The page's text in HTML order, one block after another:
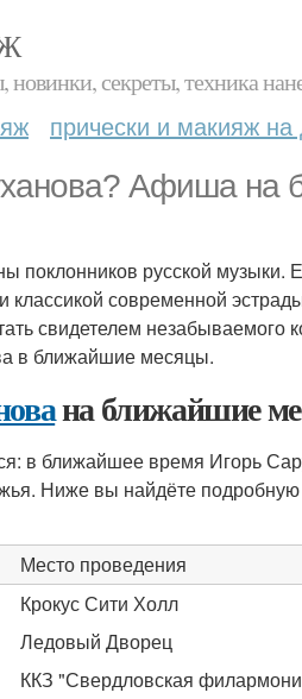
секреты, техника
прически и макияж
Афиша на
поклонников русской музыки.
современной
свидетелем незабываемого
в ближайшие месяцы.
на ближайшие
в ближайшее время Игорь
Ниже вы найдёте
Место проведения
Крокус Сити Холл
Ледовый Дворец
ККЗ "Свердловская